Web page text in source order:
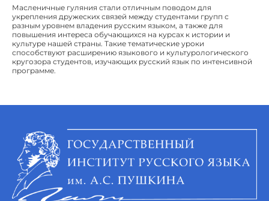
Масленичные гуляния стали отличным поводом для
укрепления дружеских связей между студентами групп с
разным уровнем владения русским языком, а также для
повышения интереса обучающихся на курсах к истории и
культуре нашей страны. Такие тематические уроки
способствуют расширению языкового и культурологического
кругозора студентов, изучающих русский язык по интенсивной
программе.